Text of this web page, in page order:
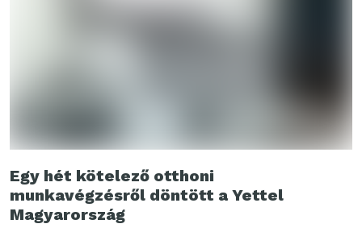
Egy hét kötelező otthoni
munkavégzésről döntött a Yettel
Magyarország